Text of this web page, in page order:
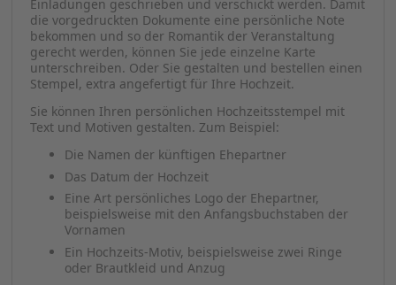
Einladungen geschrieben und verschickt werden. Damit
die vorgedruckten Dokumente eine persönliche Note
bekommen und so der Romantik der Veranstaltung
gerecht werden, können Sie jede einzelne Karte
unterschreiben. Oder Sie gestalten und bestellen einen
Stempel, extra angefertigt für Ihre Hochzeit.
Sie können Ihren persönlichen Hochzeitsstempel mit
Text und Motiven gestalten. Zum Beispiel:
Die Namen der künftigen Ehepartner
Das Datum der Hochzeit
Eine Art persönliches Logo der Ehepartner,
beispielsweise mit den Anfangsbuchstaben der
Vornamen
Ein Hochzeits-Motiv, beispielsweise zwei Ringe
oder Brautkleid und Anzug